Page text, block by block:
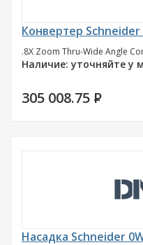
Конвертер Schneider
.8X Zoom Thru-Wide Angle
Наличие: уточняйте у
305 008.75 P
Насадка Schneider